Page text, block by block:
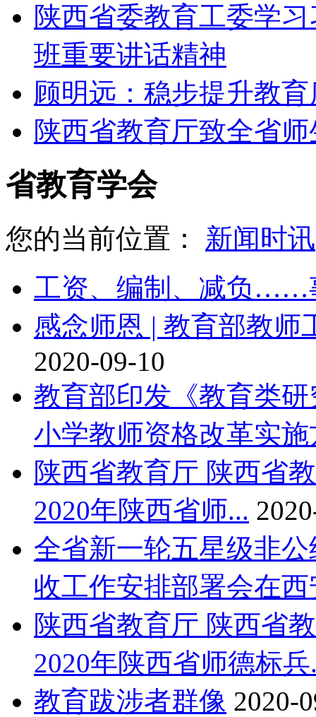
陕西省委教育工委学
班重要讲话精神
顾明远：稳步提升教
陕西省教育厅致全省
省教育学会
您的当前位置： 新闻时讯
工资、编制、减负……
感念师恩 | 教育部教师
2020-09-10
教育部印发《教育类
小学教师资格改革实
陕西省教育厅 陕西省
2020年陕西省师...
全省新一轮五星级非
收工作安排部署会在
陕西省教育厅 陕西省
2020年陕西省师德标兵
教育跋涉者群像 2020-